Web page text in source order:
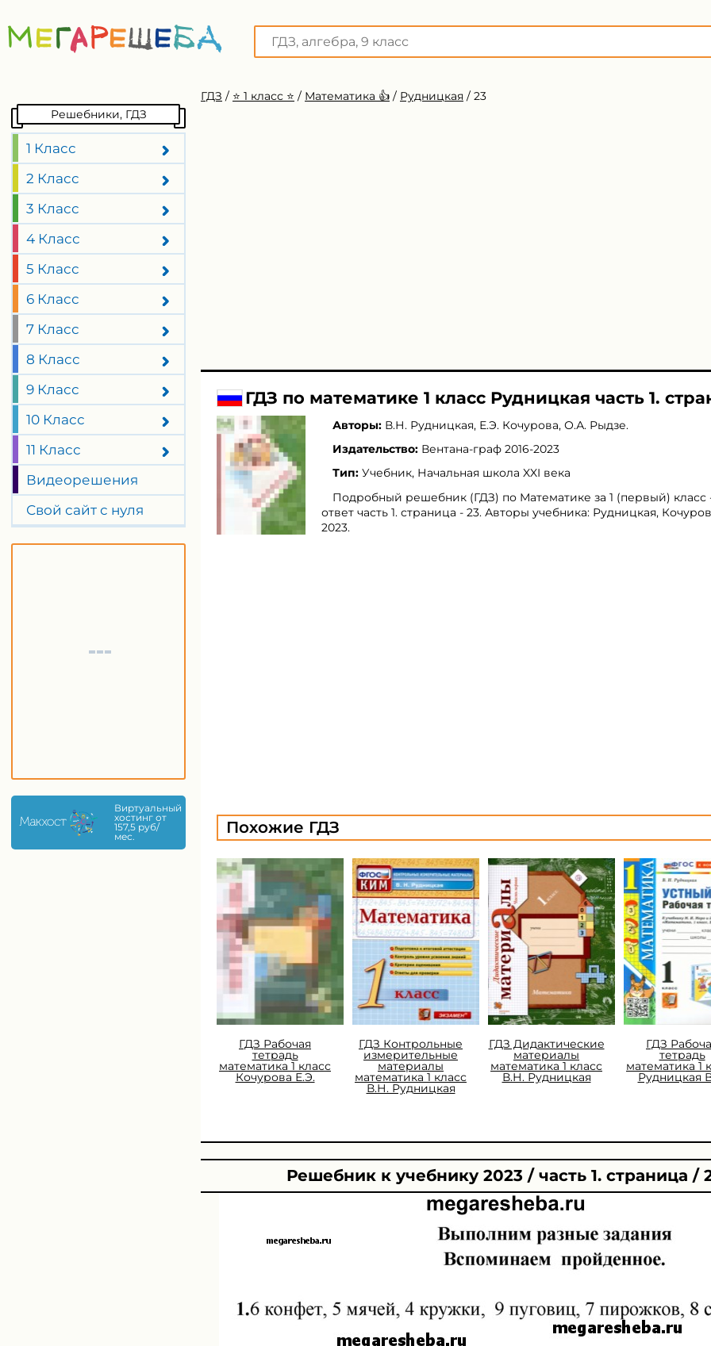
Решебники, ГДЗ
1 Класс
2 Класс
3 Класс
4 Класс
5 Класс
6 Класс
7 Класс
8 Класс
9 Класс
10 Класс
11 Класс
Видеорешения
Свой сайт с нуля
Виртуальный
хостинг от
157,5 руб/
мес.
ГДЗ / ⭐️ 1 класс ⭐️ / Математика 👍 / Рудницкая / 23
ГДЗ по математике 1 класс Рудницкая часть 1.
Авторы: В.Н. Рудницкая, Е.Э. Кочурова, О.А. Рыдзе.
Издательство: Вентана-граф 2016-2023
Тип: Учебник, Начальная школа XXI века
Подробный решебник (ГДЗ) по Математике за 1 (первый) класс
ответ часть 1. страница - 23. Авторы учебника: Рудницкая,
2023.
Похожие ГДЗ
ГДЗ Рабочая
тетрадь
математика 1 класс
Кочурова Е.Э.
ГДЗ Контрольные
измерительные
материалы
математика 1 класс
В.Н. Рудницкая
ГДЗ Дидактические
материалы
математика 1 класс
В.Н. Рудницкая
ГДЗ
тетрадь
математика 1
Рудницкая
Решебник к учебнику 2023 / часть 1. страница /